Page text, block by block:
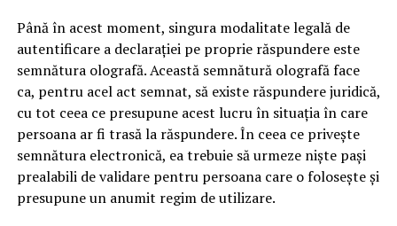
Până în acest moment, singura modalitate legală de
autentificare a declarației pe proprie răspundere este
semnătura olografă. Această semnătură olografă face
ca, pentru acel act semnat, să existe răspundere juridică,
cu tot ceea ce presupune acest lucru în situația în care
persoana ar fi trasă la răspundere. În ceea ce privește
semnătura electronică, ea trebuie să urmeze niște pași
prealabili de validare pentru persoana care o folosește și
presupune un anumit regim de utilizare.